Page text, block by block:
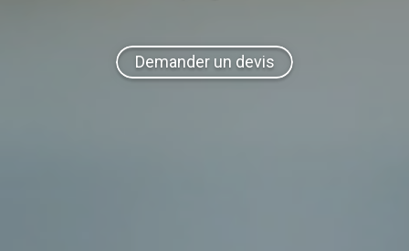
Demander un devis